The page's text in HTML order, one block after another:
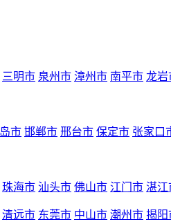
三明市 泉州市 漳州市 南平市 龙岩
市 邯郸市 邢台市 保定市 张家口
珠海市 汕头市 佛山市 江门市 湛江
清远市 东莞市 中山市 潮州市 揭阳